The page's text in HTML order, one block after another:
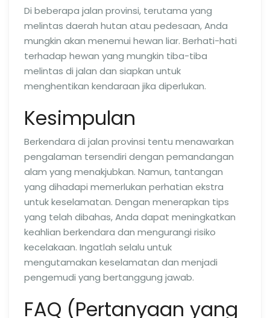
Di beberapa jalan provinsi, terutama yang
melintas daerah hutan atau pedesaan, Anda
mungkin akan menemui hewan liar. Berhati-hati
terhadap hewan yang mungkin tiba-tiba
melintas di jalan dan siapkan untuk
menghentikan kendaraan jika diperlukan.
Kesimpulan
Berkendara di jalan provinsi tentu menawarkan
pengalaman tersendiri dengan pemandangan
alam yang menakjubkan. Namun, tantangan
yang dihadapi memerlukan perhatian ekstra
untuk keselamatan. Dengan menerapkan tips
yang telah dibahas, Anda dapat meningkatkan
keahlian berkendara dan mengurangi risiko
kecelakaan. Ingatlah selalu untuk
mengutamakan keselamatan dan menjadi
pengemudi yang bertanggung jawab.
FAQ (Pertanyaan yang